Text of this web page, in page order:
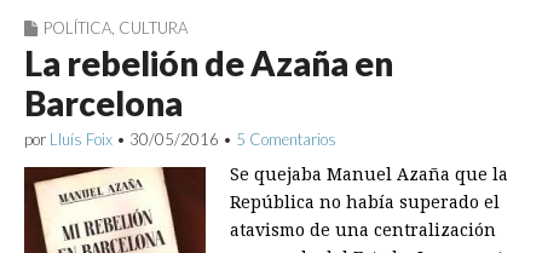
POLÍTICA CULTURA
La rebelión de Azaña en
Barcelona
por Lluís Foix • 30/05/2016 • 5 Comentarios
Se quejaba Manuel Azaña que la
República no había superado el
atavismo de una centralización